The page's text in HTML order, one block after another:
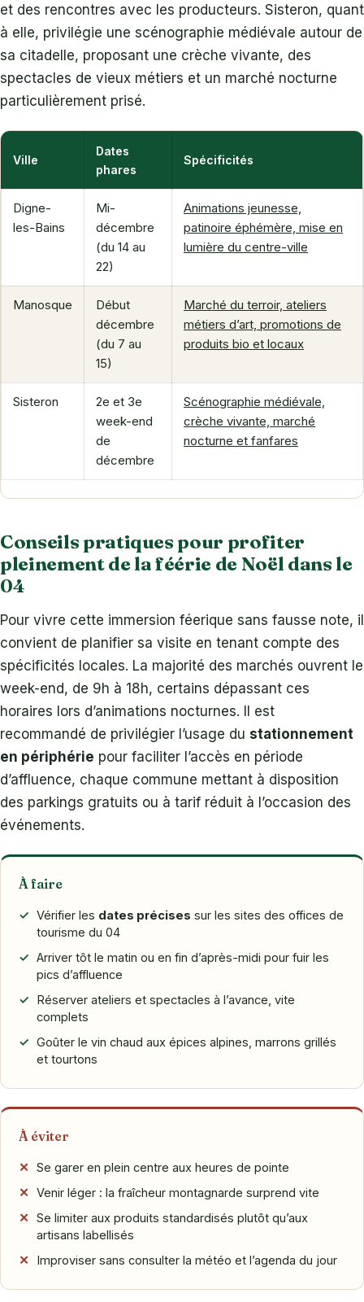
et des rencontres avec les producteurs. Sisteron, quant
à elle, privilégie une scénographie médiévale autour de
sa citadelle, proposant une crèche vivante, des
spectacles de vieux métiers et un marché nocturne
particulièrement prisé.
Ville
Dates
phares
Spécificités
Digne-
les-Bains
Mi-
décembre
(du 14 au
22)
Animations jeunesse,
patinoire éphémère, mise en
lumière du centre-ville
Manosque
Début
décembre
(du 7 au
15)
Marché du terroir, ateliers
métiers d’art, promotions de
produits bio et locaux
Sisteron
2e et 3e
week-end
de
décembre
Scénographie médiévale,
crèche vivante, marché
nocturne et fanfares
Conseils pratiques pour profiter
pleinement de la féérie de Noël dans le
04
Pour vivre cette immersion féerique sans fausse note, il
convient de planifier sa visite en tenant compte des
spécificités locales. La majorité des marchés ouvrent le
week-end, de 9h à 18h, certains dépassant ces
horaires lors d’animations nocturnes. Il est
recommandé de privilégier l’usage du stationnement
en périphérie pour faciliter l’accès en période
d’affluence, chaque commune mettant à disposition
des parkings gratuits ou à tarif réduit à l’occasion des
événements.
À faire
Vérifier les dates précises sur les sites des offices de
tourisme du 04
Arriver tôt le matin ou en fin d’après-midi pour fuir les
pics d’affluence
Réserver ateliers et spectacles à l’avance, vite
complets
Goûter le vin chaud aux épices alpines, marrons grillés
et tourtons
À éviter
Se garer en plein centre aux heures de pointe
Venir léger : la fraîcheur montagnarde surprend vite
Se limiter aux produits standardisés plutôt qu’aux
artisans labellisés
Improviser sans consulter la météo et l’agenda du jour